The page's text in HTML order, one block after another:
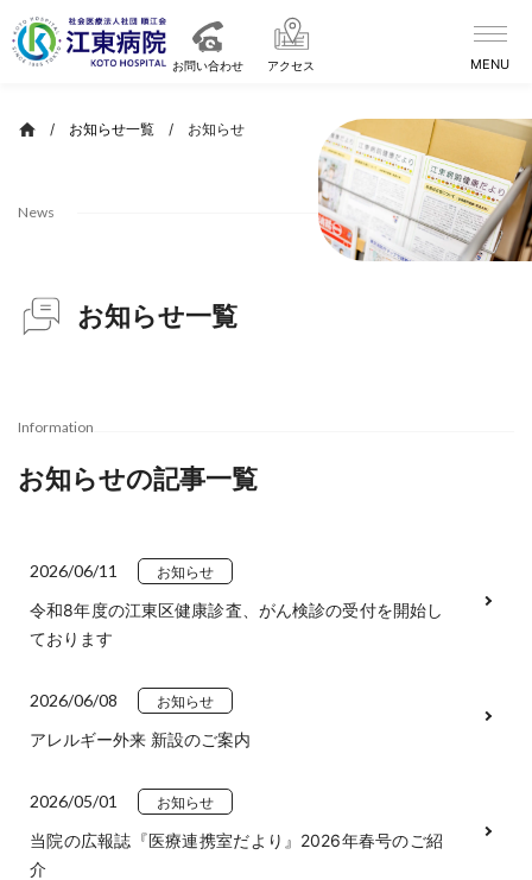
to
content
お問い合わせ アクセス
/ お知らせ一覧 / お知らせ
News
お知らせ一覧
Information
お知らせの記事一覧
2026/06/11 お知らせ
令和8年度の江東区健康診査、がん検診の受付を開始し
ております
2026/06/08 お知らせ
アレルギー外来 新設のご案内
2026/05/01 お知らせ
当院の広報誌『医療連携室だより』2026年春号のご紹
介